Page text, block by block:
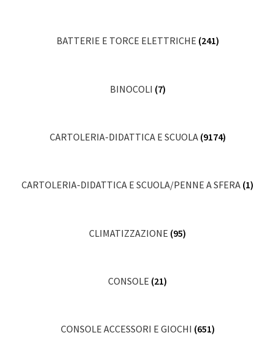
BATTERIE E TORCE ELETTRICHE (241)
BINOCOLI (7)
CARTOLERIA-DIDATTICA E SCUOLA (9174)
CARTOLERIA-DIDATTICA E SCUOLA/PENNE A SFERA (1)
CLIMATIZZAZIONE (95)
CONSOLE (21)
CONSOLE ACCESSORI E GIOCHI (651)